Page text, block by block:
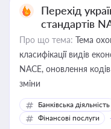
Перехід
стандартів
Про що тема: Тема
класифікації видів
NACE, оновлення
зміни
Банківська діяльність
Фінансові послуги